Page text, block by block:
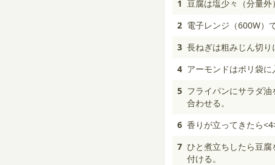
1 豆腐は塩少々（分量外
2 電子レンジ（600W）
3 長ねぎは粗みじん切り
4 アーモンドはポリ袋
5 フライパンにサラダ
合わせる。
6 香りが立ってきたら
7 ひと煮立ちしたら豆
付ける。